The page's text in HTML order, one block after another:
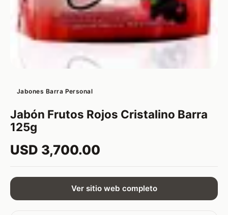
Jabones Barra Personal
Jabón Frutos Rojos Cristalino Barra
125g
USD 3,700.00
Ver sitio web completo